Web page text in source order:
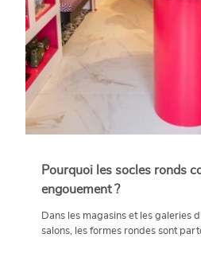
Pourquoi les socles ronds
engouement ?
Dans les magasins et les galeries
salons, les formes rondes sont